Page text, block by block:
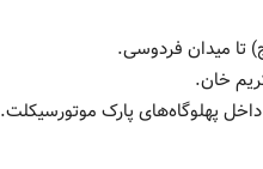
تا میدان فردوسی.
خان.
پهلوگاه‌های پارک موتورسیکلت.